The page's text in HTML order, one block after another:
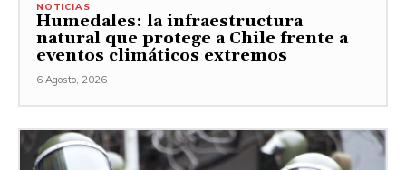
NOTICIAS
Humedales: la infraestructura
natural que protege a Chile frente a
eventos climáticos extremos
6 Agosto, 2026